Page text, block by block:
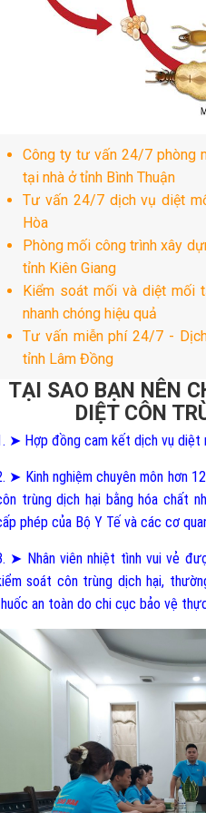
Công ty tư vấn 24/7 phòng
tại nhà ở tỉnh Bình Thuận
Tư vấn 24/7 dịch vụ diệt
Hòa
Phòng mối công trình xây
tỉnh Kiên Giang
Kiểm soát mối và diệt mối
nhanh chóng hiệu quả
Tư vấn miễn phí 24/7 -
tỉnh Lâm Đồng
TẠI SAO BẠN NÊN
DIỆT CÔN
➤ Hợp đồng cam kết dịch vụ diệt
➤ Kinh nghiệm chuyên môn hơn
trùng dịch hại bằng hóa chất
phép của Bộ Y Tế và các cơ
➤ Nhân viên nhiệt tình vui vẻ
soát côn trùng dịch hại,
an toàn do chi cục bảo vệ